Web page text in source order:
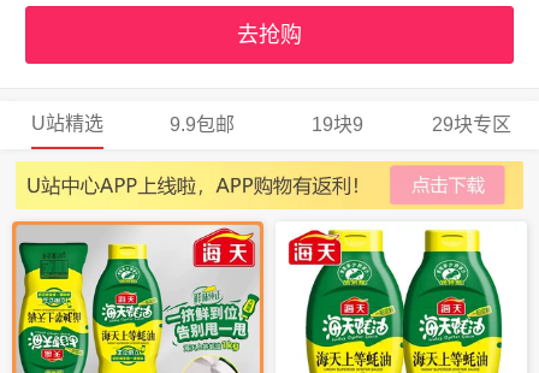
去抢购
U站精选 9.9包邮 19块9 29块专区